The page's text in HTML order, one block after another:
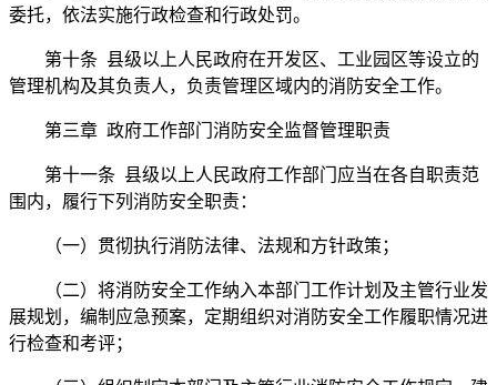
委托，依法实施行政检查和行政处罚。
第十条 县级以上人民政府在开发区、工业园区等设立的
管理机构及其负责人，负责管理区域内的消防安全工作。
第三章 政府工作部门消防安全监督管理职责
第十一条 县级以上人民政府工作部门应当在各自职责范
围内，履行下列消防安全职责：
（一）贯彻执行消防法律、法规和方针政策；
（二）将消防安全工作纳入本部门工作计划及主管行业发
展规划，编制应急预案，定期组织对消防安全工作履职情况进
行检查和考评；